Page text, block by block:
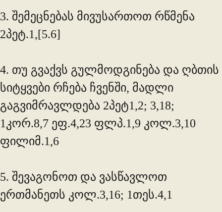
3. შემეცნებას მივუსართოთ რწმენა
2პეტ.1,[5.6]
4. თუ გვაქვს გულმოდგინება და ღბთის
სიტყვები რჩება ჩვენში, მადლი
გაგვიმრავლდება 2პეტ1,2; 3,18;
1კორ.8,7 ეფ.4,23 ფლპ.1,9 კოლ.3,10
ფილიმ.1,6
5. შევაგონოთ და ვასწავლოთ
ერთმანეთს კოლ.3,16; 1თეს.4,1